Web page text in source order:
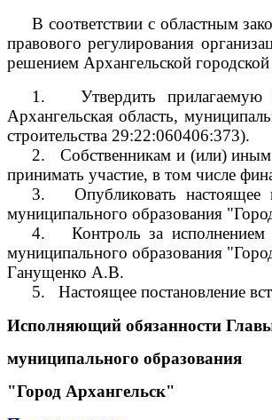
В соответствии с областным
правового регулирования
решением Архангельской
1.
Утвердить
Архангельская область,
строительства 29:22:060406:373).
2.
Собственникам и (или) иным
принимать участие, в том числе
3.
Опубликовать
муниципального образования
4.
Контроль за
муниципального образования
Ганущенко А.В.
5.
Настоящее постановление
Исполняющий обязанности
муниципального образования
"Город Архангельск"